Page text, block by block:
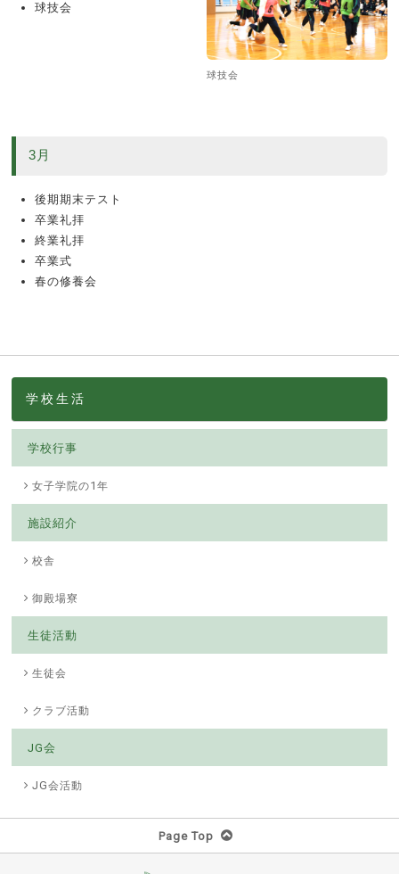
球技会
球技会
3月
後期期末テスト
卒業礼拝
終業礼拝
卒業式
春の修養会
学校生活
学校行事
女子学院の1年
施設紹介
校舎
御殿場寮
生徒活動
生徒会
クラブ活動
JG会
JG会活動
Page Top